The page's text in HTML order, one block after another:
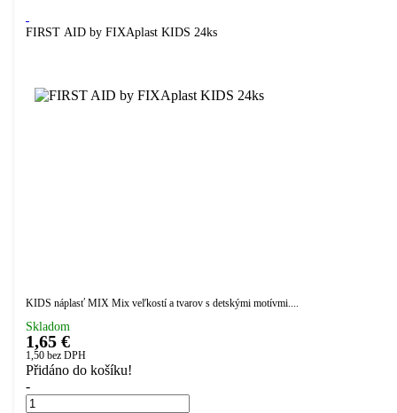
FIRST AID by FIXAplast KIDS 24ks
KIDS náplasť MIX Mix veľkostí a tvarov s detskými motívmi....
Skladom
1,65 €
1,50 bez DPH
Přidáno do košíku!
-